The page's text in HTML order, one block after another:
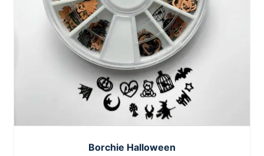
Borchie Halloween